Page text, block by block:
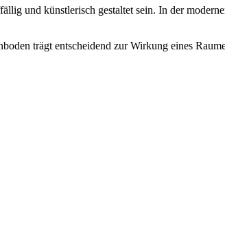
und künstlerisch gestaltet sein. In der
trägt entscheidend zur Wirkung eines